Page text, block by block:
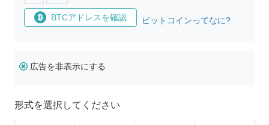
BTCアドレスを確認 ビットコインってなに?
広告を非表示にする
形式を選択してください